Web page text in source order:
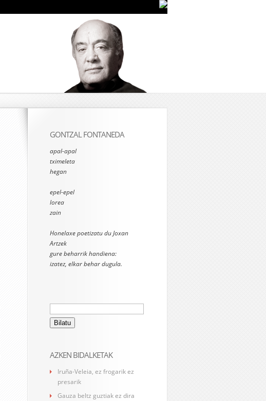
GONTZAL FONTANEDA
apal-apal
tximeleta
hegan
epel-epel
lorea
zain
Honelaxe poetizatu du Joxan
Artzek
gure beharrik handiena:
izatez, elkar behar dugula.
Bilatu:
AZKEN BIDALKETAK
Iruña-Veleia, ez frogarik ez
presarik
Gauza beltz guztiak ez dira